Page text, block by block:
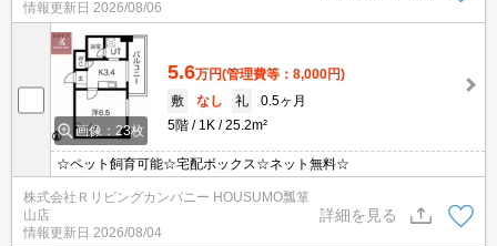
情報更新日 2026/08/06
画像：23枚
5.6万円(管理費等：8,000円)
敷
なし 礼
0.5ヶ月
5階
1K 25.2m²
☆ペット飼育可能☆宅配ボックス☆ネット無料☆
株式会社Ｒリビングカンパニー HOUSUMO瓢箪
山店
情報更新日 2026/08/04
詳細を見る